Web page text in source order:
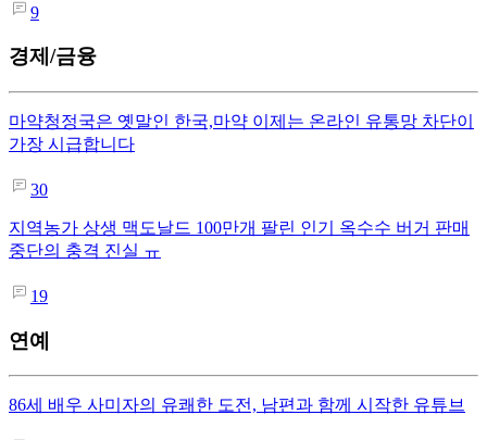
9
경제/금융
마약청정국은 옛말인 한국,마약 이제는 온라인 유통망 차단이
가장 시급합니다
30
지역농가 상생 맥도날드 100만개 팔린 인기 옥수수 버거 판매
중단의 충격 진실 ㅠ
19
연예
86세 배우 사미자의 유쾌한 도전, 남편과 함께 시작한 유튜브